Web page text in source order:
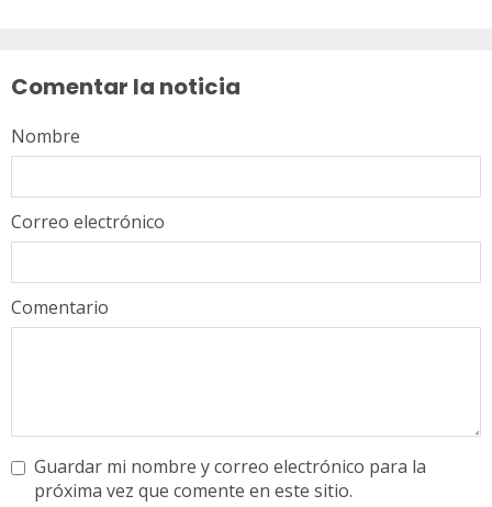
Comentar la noticia
Comentario
Nombre
Correo electrónico
Guardar mi nombre y correo electrónico para la
próxima vez que comente en este sitio.